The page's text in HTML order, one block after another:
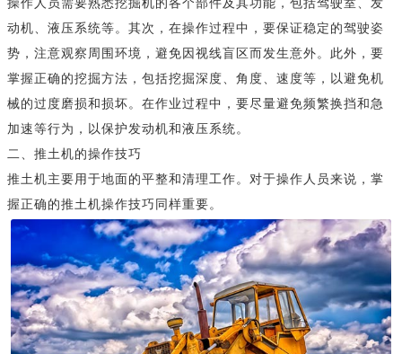
操作人员需要熟悉挖掘机的各个部件及其功能，包括驾驶室、发
动机、液压系统等。其次，在操作过程中，要保证稳定的驾驶姿
势，注意观察周围环境，避免因视线盲区而发生意外。此外，要
掌握正确的挖掘方法，包括挖掘深度、角度、速度等，以避免机
械的过度磨损和损坏。在作业过程中，要尽量避免频繁换挡和急
加速等行为，以保护发动机和液压系统。
二、推土机的操作技巧
推土机主要用于地面的平整和清理工作。对于操作人员来说，掌
握正确的推土机操作技巧同样重要。